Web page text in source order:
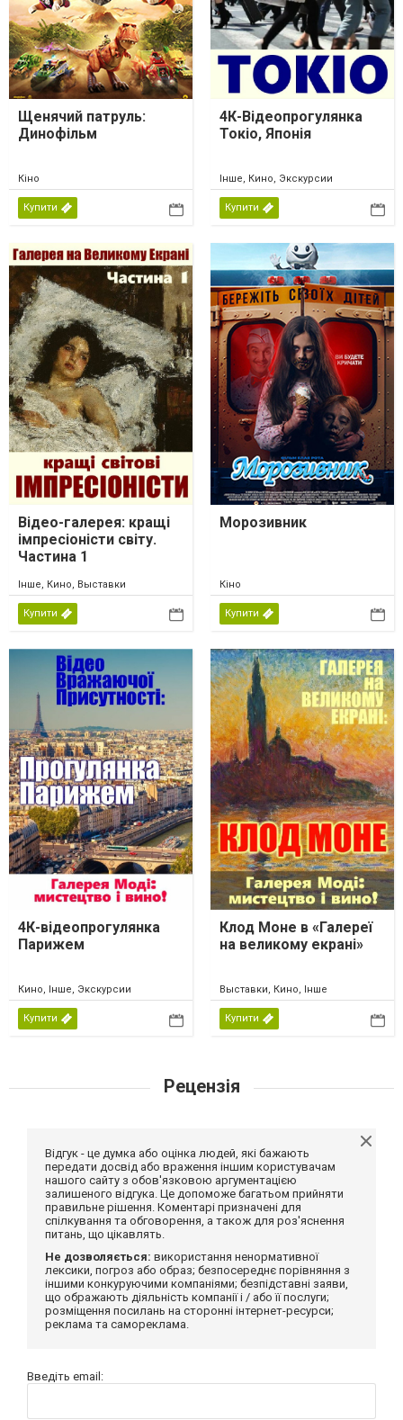
Щенячий патруль:
Динофільм
Кіно
Купити
4К-Відеопрогулянка
Токіо, Японія
Інше, Кино, Экскурсии
Купити
Відео-галерея: кращі
імпресіоністи світу.
Частина 1
Інше, Кино, Выставки
Купити
Морозивник
Кіно
Купити
4К-відеопрогулянка
Парижем
Кино, Інше, Экскурсии
Купити
Клод Моне в «Галереї
на великому екрані»
Выставки, Кино, Інше
Купити
Рецензія
Відгук - це думка або оцінка людей, які бажають
передати досвід або враження іншим користувачам
нашого сайту з обов'язковою аргументацією
залишеного відгука. Це допоможе багатьом прийняти
правильне рішення. Коментарі призначені для
спілкування та обговорення, а також для роз'яснення
питань, що цікавлять.
Не дозволяється: використання ненормативної
лексики, погроз або образ; безпосереднє порівняння з
іншими конкуруючими компаніями; безпідставні заяви,
що ображають діяльність компанії і / або її послуги;
розміщення посилань на сторонні інтернет-ресурси;
реклама та самореклама.
Введіть email: